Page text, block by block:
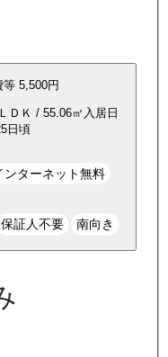
等 5,500円
ＤＫ / 55.06㎡ 入居日
日頃
ンターネット無料
保証人不要 南向き